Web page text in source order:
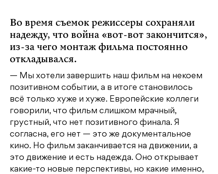
Во время съемок режиссеры сохраняли
надежду, что война «вот-вот закончится»,
из-за чего монтаж фильма постоянно
откладывался.
— Мы хотели завершить наш фильм на некоем
позитивном событии, а в итоге становилось
всё только хуже и хуже. Европейские коллеги
говорили, что фильм слишком мрачный,
грустный, что нет позитивного финала. Я
согласна, его нет — это же документальное
кино. Но фильм заканчивается на движении, а
это движение и есть надежда. Оно открывает
какие-то новые перспективы, но какие именно,